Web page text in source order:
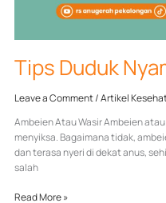
Tips Duduk
Leave a Comment/Artikel
Ambeien Atau Wasir Ambeien
menyiksa. Bagaimana tidak,
dan terasa nyeri di dekat anus,
salah
Read More »